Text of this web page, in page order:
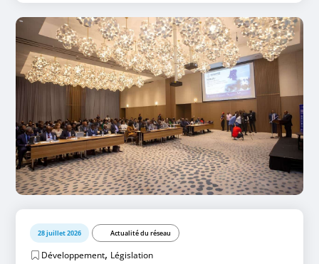
28 juillet 2026 Actualité du réseau
Développement, Législation